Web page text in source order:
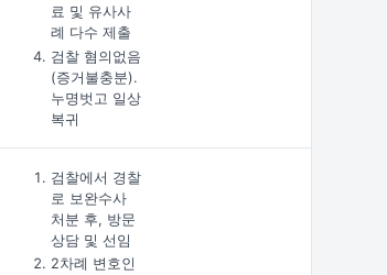
료 및 유사사
례 다수 제출
검찰 혐의없음
(증거불충분).
누명벗고 일상
복귀
검찰에서 경찰
로 보완수사
처분 후, 방문
상담 및 선임
2차례 변호인